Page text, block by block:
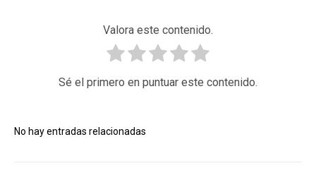
Valora este contenido.
Sé el primero en puntuar este contenido.
No hay entradas relacionadas